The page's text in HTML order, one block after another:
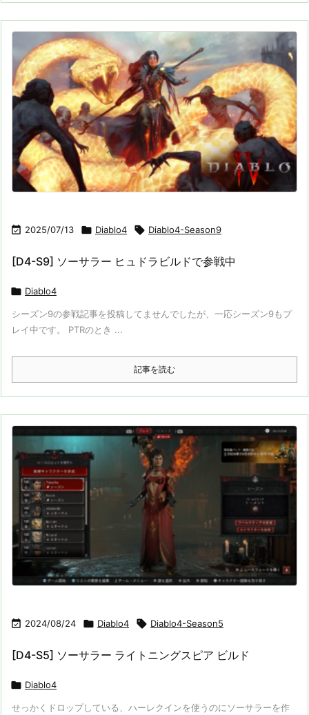
 2025/07/13  Diablo4  Diablo4-Season9
[D4-S9] ソーサラー ヒュドラビルドで参戦中
 Diablo4
シーズン9の参戦記事を投稿してませんでしたが、一応シーズン9もプ
レイ中です。 PTRのとき ...
記事を読む
 2024/08/24  Diablo4  Diablo4-Season5
[D4-S5] ソーサラー ライトニングスピア ビルド
 Diablo4
せっかくドロップしている、ハーレクインを使うのにソーサラーを作